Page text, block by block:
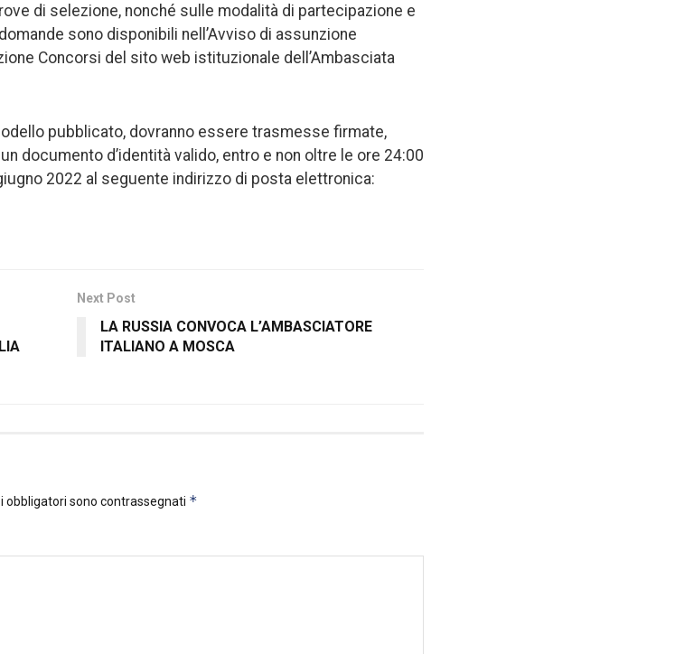
di selezione, nonché sulle modalità di partecipazione e
sono disponibili nell’Avviso di assunzione
Concorsi del sito web istituzionale dell’Ambasciata
pubblicato, dovranno essere trasmesse firmate,
documento d’identità valido, entro e non oltre le ore 24:00
2022 al seguente indirizzo di posta elettronica:
Next Post
LA RUSSIA CONVOCA L’AMBASCIATORE
ITALIANO A MOSCA
obbligatori sono contrassegnati *